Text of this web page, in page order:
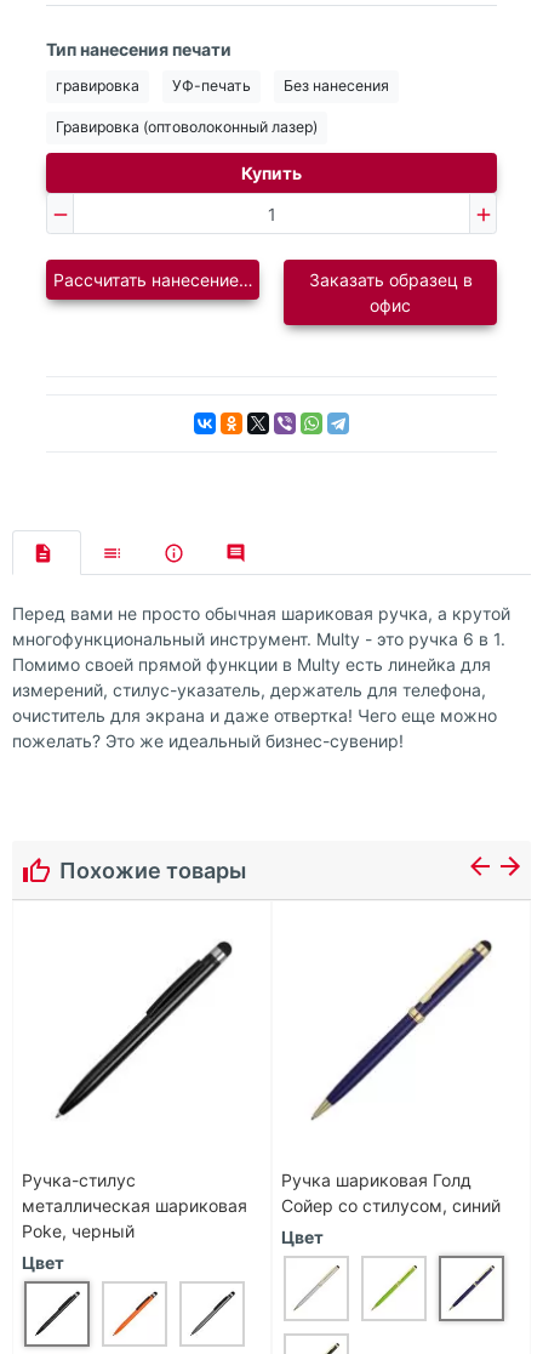
Тип нанесения печати
гравировка УФ-печать Без нанесения
Гравировка (оптоволоконный лазер)
Купить
Рассчитать нанесение логотипаЗаказать образец в
офис
Перед вами не просто обычная шариковая ручка, а крутой
многофункциональный инструмент. Multy - это ручка 6 в 1.
Помимо своей прямой функции в Multy есть линейка для
измерений, стилус-указатель, держатель для телефона,
очиститель для экрана и даже отвертка! Чего еще можно
пожелать? Это же идеальный бизнес-сувенир!
Похожие товары
Ручка-стилус
металлическая шариковая
Poke, черный
Цвет
Ручка шариковая Голд
Сойер со стилусом, синий
Цвет